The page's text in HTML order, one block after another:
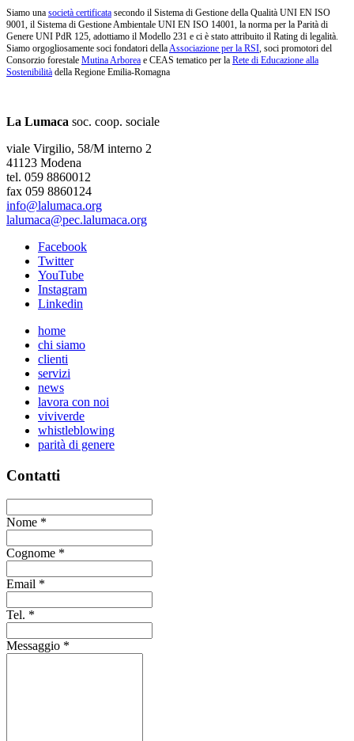
Siamo una società certificata secondo il Sistema di Gestione della Qualità UNI EN ISO
9001, il Sistema di Gestione Ambientale UNI EN ISO 14001, la norma per la Parità di
Genere UNI PdR 125, adottiamo il Modello 231 e ci è stato attribuito il Rating di legalità.
Siamo orgogliosamente soci fondatori dellaAssociazione per la RSI, soci promotori del
Consorzio forestale Mutina Arborea e CEAS tematico per la Rete di Educazione alla
Sostenibilità della Regione Emilia-Romagna
La Lumaca soc. coop. sociale
viale Virgilio, 58/M interno 2
41123 Modena
tel. 059 8860012
fax 059 8860124
info@lalumaca.org
lalumaca@pec.lalumaca.org
Facebook
Twitter
YouTube
Instagram
Linkedin
home
chi siamo
clienti
servizi
news
lavora con noi
viviverde
whistleblowing
parità di genere
Contatti
Nome *
Cognome *
Email *
Tel. *
Messaggio *